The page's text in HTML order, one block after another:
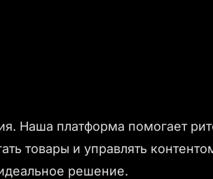
Наша платформа помогает
товары и управлять
решение.